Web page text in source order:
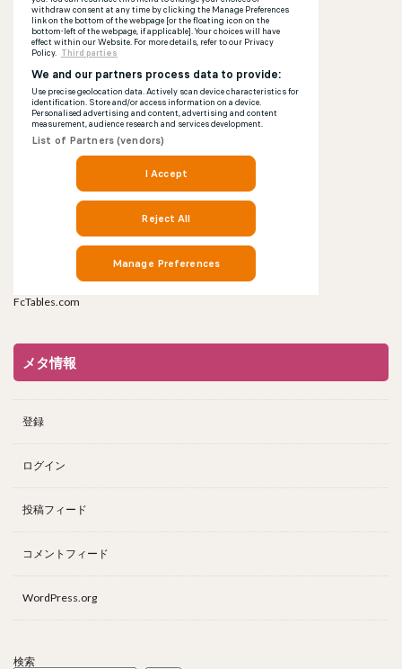
FcTables.com
メタ情報
登録
ログイン
投稿フィード
コメントフィード
WordPress.org
検索